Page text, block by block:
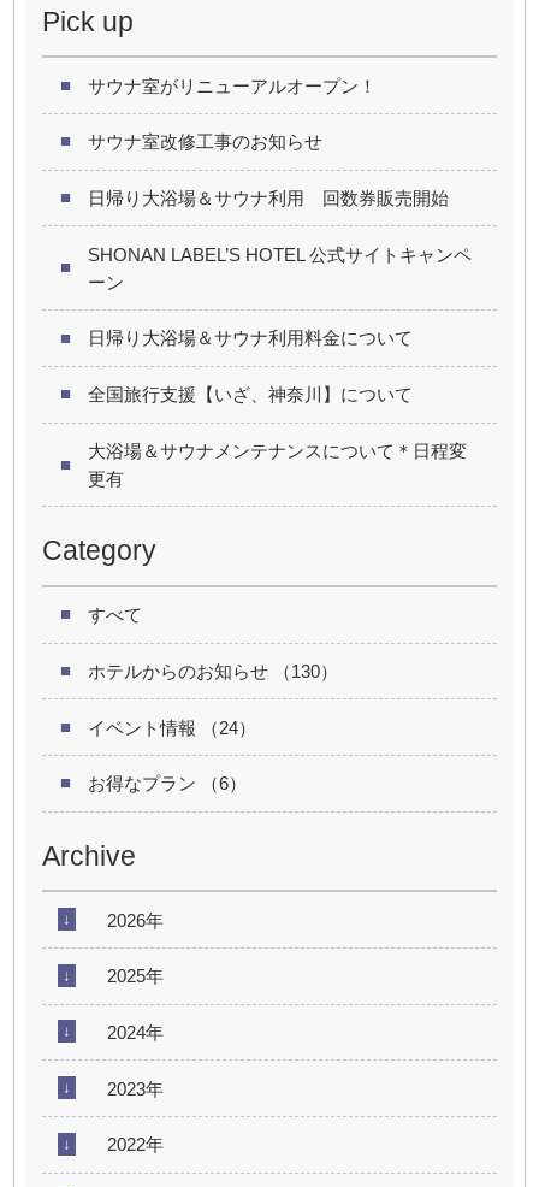
Pick up
サウナ室がリニューアルオープン！
サウナ室改修工事のお知らせ
日帰り大浴場＆サウナ利用 回数券販売開始
SHONAN LABEL’S HOTEL 公式サイトキャンペ
ーン
日帰り大浴場＆サウナ利用料金について
全国旅行支援【いざ、神奈川】について
大浴場＆サウナメンテナンスについて＊日程変
更有
Category
すべて
ホテルからのお知らせ （130）
イベント情報 （24）
お得なプラン （6）
Archive
2026年
2025年
2024年
2023年
2022年